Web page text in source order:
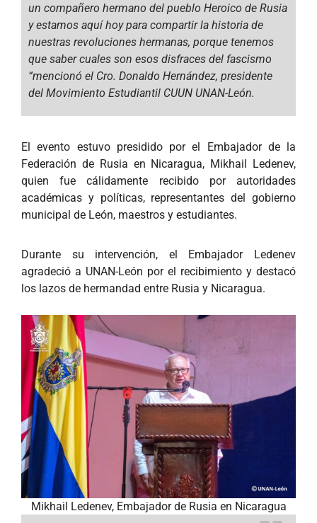
un compañero hermano del pueblo Heroico de Rusia
y estamos aquí hoy para compartir la historia de
nuestras revoluciones hermanas, porque tenemos
que saber cuales son esos disfraces del fascismo
“mencionó el Cro. Donaldo Hernández, presidente
del Movimiento Estudiantil CUUN UNAN-León.
El evento estuvo presidido por el Embajador de la
Federación de Rusia en Nicaragua, Mikhail Ledenev,
quien fue cálidamente recibido por autoridades
académicas y políticas, representantes del gobierno
municipal de León, maestros y estudiantes.
Durante su intervención, el Embajador Ledenev
agradeció a UNAN-León por el recibimiento y destacó
los lazos de hermandad entre Rusia y Nicaragua.
Mikhail Ledenev, Embajador de Rusia en Nicaragua